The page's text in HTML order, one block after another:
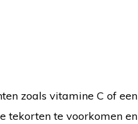
zoals vitamine C of een
tekorten te voorkomen en